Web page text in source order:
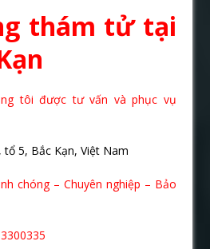
thám tử tại
tôi được tư vấn và phục vụ
5, Bắc Kạn, Việt Nam
chóng – Chuyên nghiệp – Bảo